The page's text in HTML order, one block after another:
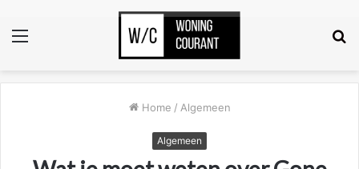
Menu
Home / Algemeen
Algemeen